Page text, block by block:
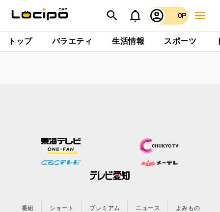
0P
トップ バラエティ 生活情報 スポーツ
番組 ショート プレミアム ニュース よみもの